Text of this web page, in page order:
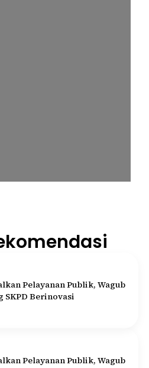
Pelayanan Publik, Wagub
SKPD Berinovasi
Pelayanan Publik, Wagub